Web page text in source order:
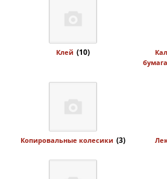
Клей (10)
Копировальные колесики (3)